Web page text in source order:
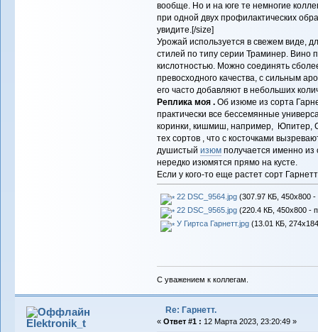
вообще. Но и на юге те немногие
при одной двух профилактических
увидите.[/size]
Урожай используется в свежем виде,
стилей по типу серии Траминер. Вино
кислотностью. Можно соединять
превосходного качества, с сильным
его часто добавляют в небольших
Реплика моя .Об изюме из сорта
практически все бессемянные
коринки, кишмиш, например, Юпитер,
тех сортов , что с косточками
душистый изюмполучается именно из
нередко изюмятся прямо на кусте.
Если у кого-то еще растет сорт
22 DSC_9564.jpg(307.97 КБ, 450x800 -
22 DSC_9565.jpg(220.4 КБ, 450x800 -
У Гиртса Гарнетт.jpg(13.01 КБ,
С уважением к коллегам.
Elektronik_t
Re: Гарнетт.
« Ответ #1 : 12 Марта 2023, 23:20:49 »